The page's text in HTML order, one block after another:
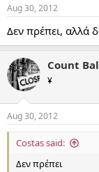
Aug 30, 2012
Δεν πρέπει, αλλά
Count
¥
Aug 30, 2012
Costas said:
Δεν πρέπει